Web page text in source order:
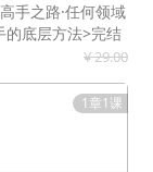
手之路·任何领域
的底层方法>完结
¥ 29.00
1章1课